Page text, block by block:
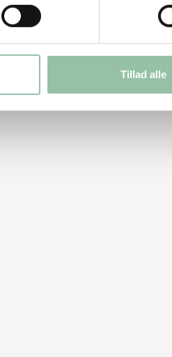
Tillad alle